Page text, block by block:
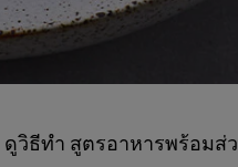
ดูวิธีทำ สูตรอาหารพร้อมส่